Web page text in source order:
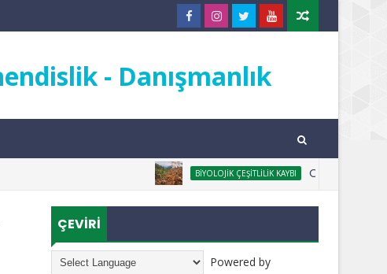
- Danışmanlık
BIYOLOJIK ÇEŞITLILIK KAYBI ORMANSIZLAŞMA
ÇEVİRİ
Powered by